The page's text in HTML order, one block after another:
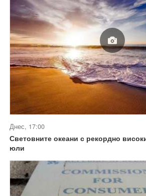
Днес, 17:00
Световните океани с рекордно
юли